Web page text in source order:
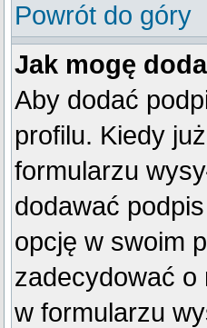
Powrót do góry
Jak mogę
Aby dodać
profilu. Kiedy
formularzu
dodawać
opcję w swoim
zadecydować o
w formularzu